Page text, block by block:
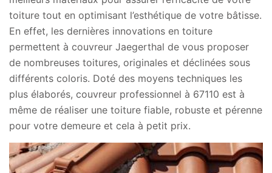
toiture tout en optimisant l’esthétique de votre bâtisse.
En effet, les dernières innovations en toiture
permettent à couvreur Jaegerthal de vous proposer
de nombreuses toitures, originales et déclinées sous
différents coloris. Doté des moyens techniques les
plus élaborés, couvreur professionnel à 67110 est à
même de réaliser une toiture fiable, robuste et pérenne
pour votre demeure et cela à petit prix.